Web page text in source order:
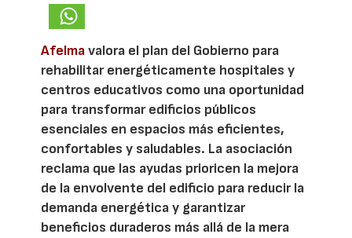
Afelmavalora el plan del Gobierno para
rehabilitar energéticamente hospitales y
centros educativos como una oportunidad
para transformar edificios públicos
esenciales en espacios más eficientes,
confortables y saludables. La asociación
reclama que las ayudas prioricen la mejora
de la envolvente del edificio para reducir la
demanda energética y garantizar
beneficios duraderos más allá de la mera